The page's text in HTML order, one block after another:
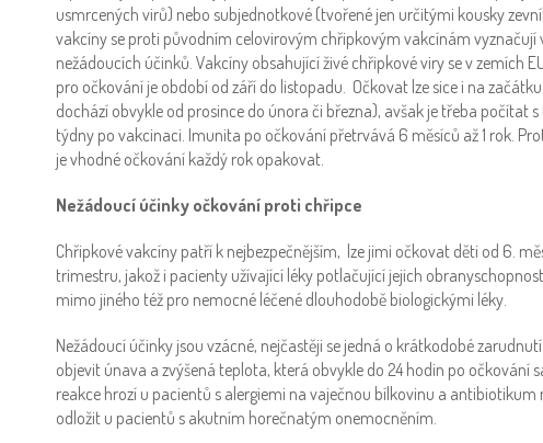
usmrcených virů) nebo subjednotkové (tvořené jen určitými kousky
vakcíny se proti původním celovirovým chřipkovým vakcínám vyznačují
nežádoucích účinků. Vakcíny obsahující živé chřipkové viry se v zemích
pro očkování je období od září do listopadu. Očkovat lze sice i na
dochází obvykle od prosince do února či března), avšak je třeba počítat
týdny po vakcinaci. Imunita po očkování přetrvává 6 měsíců až 1 rok.
je vhodné očkování každý rok opakovat.
Nežádoucí účinky očkování proti chřipce
Chřipkové vakcíny patří k nejbezpečnějším, lze jimi očkovat děti od 6.
trimestru, jakož i pacienty užívající léky potlačující jejich
mimo jiného též pro nemocné léčené dlouhodobě biologickými léky.
Nežádoucí účinky jsou vzácné, nejčastěji se jedná o krátkodobé
objevit únava a zvýšená teplota, která obvykle do 24 hodin po očkování
reakce hrozí u pacientů s alergiemi na vaječnou bílkovinu a antibiotikum
odložit u pacientů s akutním horečnatým onemocněním.